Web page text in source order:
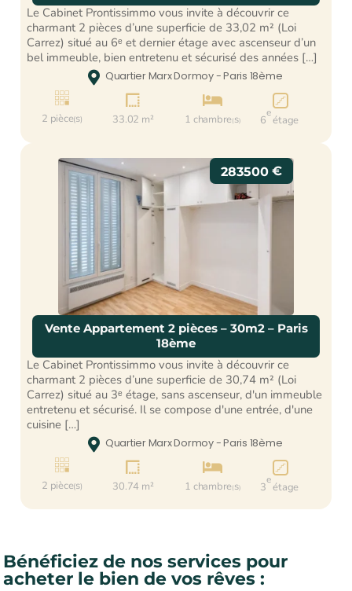
Le Cabinet Prontissimmo vous invite à découvrir ce
charmant 2 pièces d’une superficie de 33,02 m² (Loi
Carrez) situé au 6ᵉ et dernier étage avec ascenseur d’un
bel immeuble, bien entretenu et sécurisé des années […]
 Quartier Marx Dormoy - Paris 18ème

2 pièce(s)

33.02 m²

1 chambre(s) 6
e
étage
283500 €
Vente Appartement 2 pièces – 30m2 – Paris
18ème
Le Cabinet Prontissimmo vous invite à découvrir ce
charmant 2 pièces d’une superficie de 30,74 m² (Loi
Carrez) situé au 3ᵉ étage, sans ascenseur, d'un immeuble
entretenu et sécurisé. Il se compose d'une entrée, d'une
cuisine […]
 Quartier Marx Dormoy - Paris 18ème

2 pièce(s)

30.74 m²

1 chambre(s) 3
e
étage
Bénéficiez de nos services pour
acheter le bien de vos rêves :